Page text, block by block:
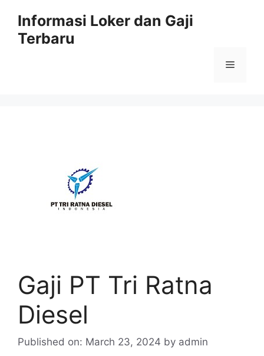
content
Informasi Loker dan Gaji
Terbaru
Menu
Gaji PT Tri Ratna
Diesel
Published on: March 23, 2024 by admin